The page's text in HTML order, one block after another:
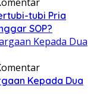
tubi Pria
SOP?
Kepada Dua